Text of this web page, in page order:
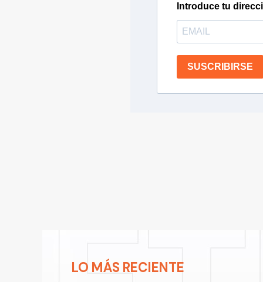
Introduce tu
SUSCRIBIRSE
LO MÁS RECIENTE